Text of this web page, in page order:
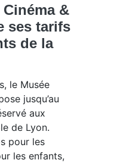
&
ses tarifs
de la
le Musée
jusqu’au
aux
de Lyon.
pour les
les enfants,